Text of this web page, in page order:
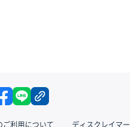
X facebook
ご利用について ディスクレイマー